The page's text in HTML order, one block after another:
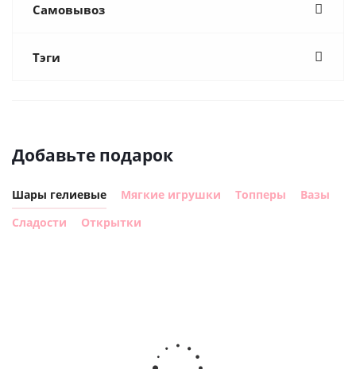
Самовывоз
Тэги
Добавьте подарок
Шары гелиевые Мягкие игрушки Топперы
Вазы
Сладости
Открытки